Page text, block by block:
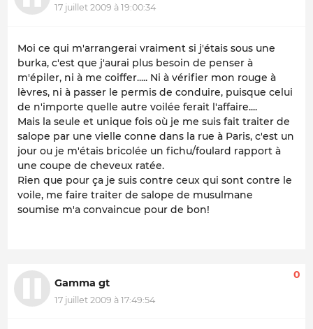
17 juillet 2009 à 19:00:34
Moi ce qui m'arrangerai vraiment si j'étais sous une
burka, c'est que j'aurai plus besoin de penser à
m'épiler, ni à me coiffer..... Ni à vérifier mon rouge à
lèvres, ni à passer le permis de conduire, puisque celui
de n'importe quelle autre voilée ferait l'affaire....
Mais la seule et unique fois où je me suis fait traiter de
salope par une vielle conne dans la rue à Paris, c'est un
jour ou je m'étais bricolée un fichu/foulard rapport à
une coupe de cheveux ratée.
Rien que pour ça je suis contre ceux qui sont contre le
voile, me faire traiter de salope de musulmane
soumise m'a convaincue pour de bon!
Gamma gt
17 juillet 2009 à 17:49:54
0